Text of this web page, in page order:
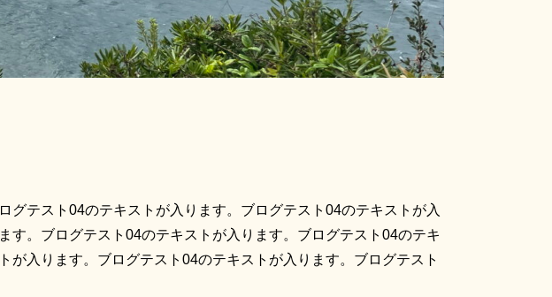
テスト04のテキストが入ります。ブログテスト04のテキストが入
。ブログテスト04のテキストが入ります。ブログテスト04のテキ
入ります。ブログテスト04のテキストが入ります。ブログテスト